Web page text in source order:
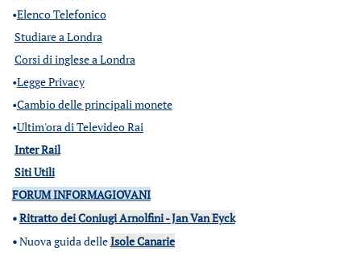
•Elenco Telefonico
Studiare a Londra
Corsi di inglese a Londra
•Legge Privacy
•Cambio delle principali monete
•Ultim'ora di Televideo Rai
Inter Rail
Siti Utili
FORUM INFORMAGIOVANI
•Ritratto dei Coniugi Arnolfini - Jan Van Eyck
•Nuova guida delleIsole Canarie